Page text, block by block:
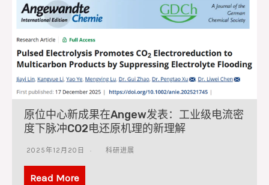
原位中心新成果在Angew发表：工业级电流密
度下脉冲CO2电还原机理的新理解
2025年12月20日 科研进展
Read More